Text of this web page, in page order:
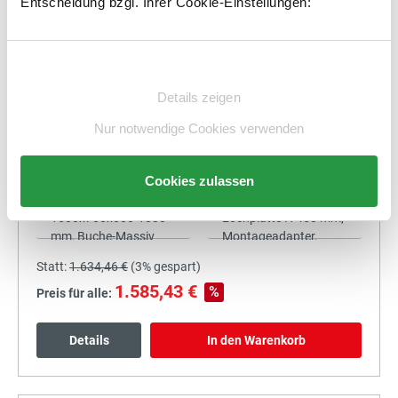
Details zeigen
Nur notwendige Cookies verwenden
Cookies zulassen
1.447,41 €
+
Statt:1.634,46 € (3%gespart)
Preis für alle: 1.585,43 € %
Details In den Warenkorb